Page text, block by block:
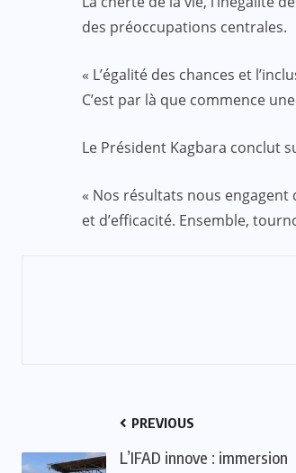
des préoccupations centrales.
« L’égalité des chances et
C’est par là que commence
Le Président Kagbara conclut
« Nos résultats nous engagent
et d’efficacité. Ensemble,
PREVIOUS
L’IFAD innove : immersion